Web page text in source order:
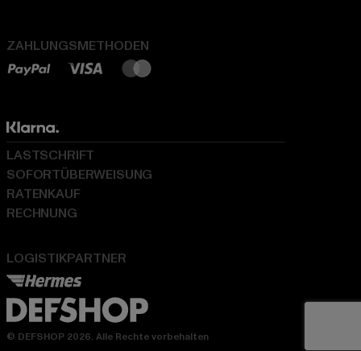
ZAHLUNGSMETHODEN
LOGISTIKPARTNER
LASTSCHRIFT
SOFORTÜBERWEISUNG
RATENKAUF
RECHNUNG
© DEFSHOP 2026. Alle Rechte vorbehalten